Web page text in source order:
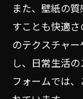
壁紙
また、壁紙の
すことも快適
のテクスチャ
し、日常生活
フォームでは